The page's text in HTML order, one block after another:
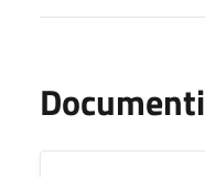
Documenti